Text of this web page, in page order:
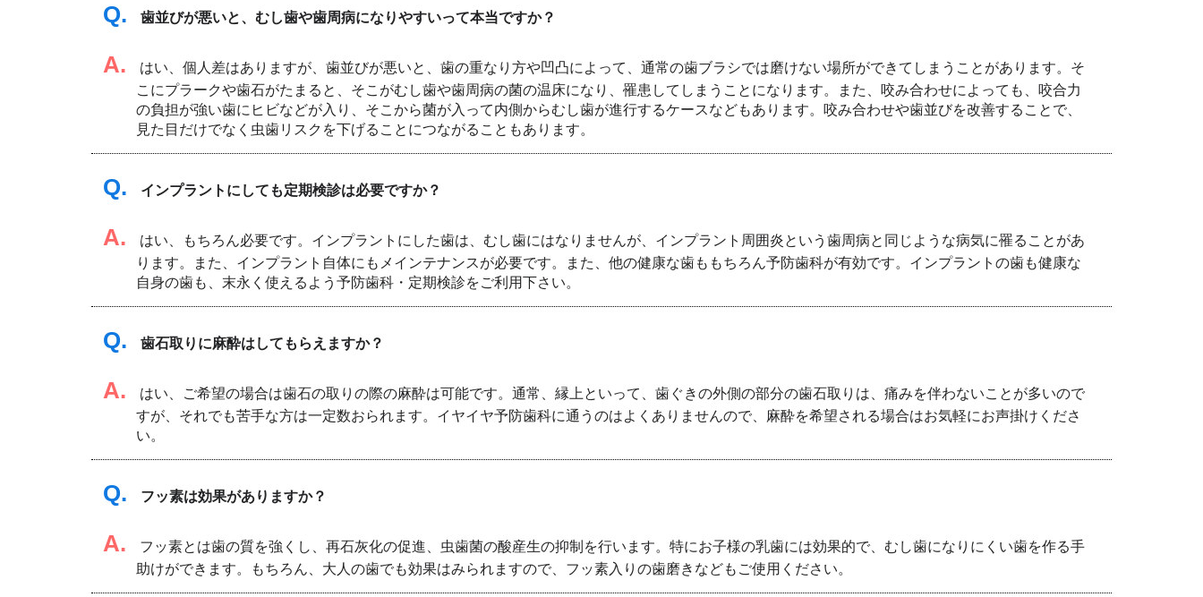
Q. 歯並びが悪いと、むし歯や歯周病になりやすいって本当ですか？
A.
はい、個人差はありますが、歯並びが悪いと、歯の重なり方や凹凸によって、通常の歯ブラシでは磨けない場所ができてしまうことがあります。そ
こにプラークや歯石がたまると、そこがむし歯や歯周病の菌の温床になり、罹患してしまうことになります。また、咬み合わせによっても、咬合力
の負担が強い歯にヒビなどが入り、そこから菌が入って内側からむし歯が進行するケースなどもあります。咬み合わせや歯並びを改善することで、
見た目だけでなく虫歯リスクを下げることにつながることもあります。
Q. インプラントにしても定期検診は必要ですか？
A.
はい、もちろん必要です。インプラントにした歯は、むし歯にはなりませんが、インプラント周囲炎という歯周病と同じような病気に罹ることがあ
ります。また、インプラント自体にもメインテナンスが必要です。また、他の健康な歯ももちろん予防歯科が有効です。インプラントの歯も健康な
自身の歯も、末永く使えるよう予防歯科・定期検診をご利用下さい。
Q. 歯石取りに麻酔はしてもらえますか？
A.
はい、ご希望の場合は歯石の取りの際の麻酔は可能です。通常、縁上といって、歯ぐきの外側の部分の歯石取りは、痛みを伴わないことが多いので
すが、それでも苦手な方は一定数おられます。イヤイヤ予防歯科に通うのはよくありませんので、麻酔を希望される場合はお気軽にお声掛けくださ
い。
Q. フッ素は効果がありますか？
A.
フッ素とは歯の質を強くし、再石灰化の促進、虫歯菌の酸産生の抑制を行います。特にお子様の乳歯には効果的で、むし歯になりにくい歯を作る手
助けができます。もちろん、大人の歯でも効果はみられますので、フッ素入りの歯磨きなどもご使用ください。